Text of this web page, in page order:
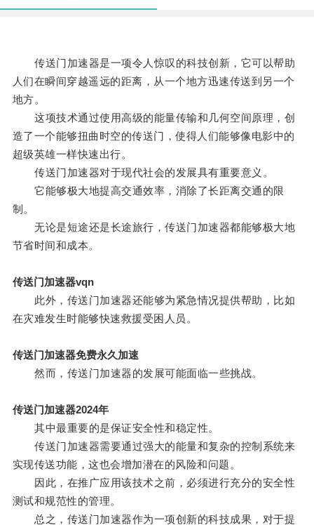
传送门加速器是一项令人惊叹的科技创新，它可以帮助
人们在瞬间穿越遥远的距离，从一个地方迅速传送到另一个
地方。
这项技术通过使用高级的能量传输和几何空间原理，创
造了一个能够扭曲时空的传送门，使得人们能够像电影中的
超级英雄一样快速出行。
传送门加速器对于现代社会的发展具有重要意义。
它能够极大地提高交通效率，消除了长距离交通的限
制。
无论是短途还是长途旅行，传送门加速器都能够极大地
节省时间和成本。
传送门加速器vqn
此外，传送门加速器还能够为紧急情况提供帮助，比如
在灾难发生时能够快速救援受困人员。
传送门加速器免费永久加速
然而，传送门加速器的发展可能面临一些挑战。
传送门加速器2024年
其中最重要的是保证安全性和稳定性。
传送门加速器需要通过强大的能量和复杂的控制系统来
实现传送功能，这也会增加潜在的风险和问题。
因此，在推广应用该技术之前，必须进行充分的安全性
测试和规范性的管理。
总之，传送门加速器作为一项创新的科技成果，对于提